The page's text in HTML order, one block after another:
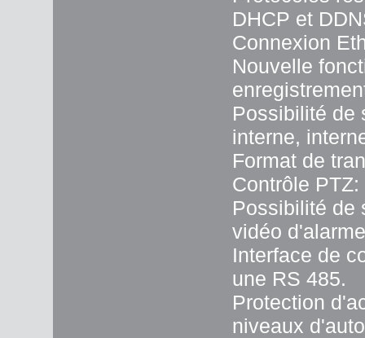
DHCP et
Connexion
Nouvelle
Possibilité de
interne,
Format de
Contrôle
Possibilité de
vidéo
Interface de
une RS 485.
Protection
niveaux